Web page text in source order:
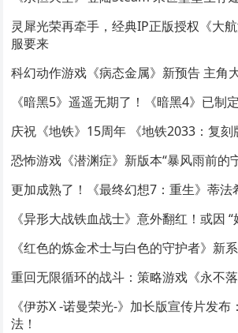
灵犀光荣再牵手，经典IP正版授权《大
服要来
科幻动作游戏《病态金属》新预告 主角
《暗黑5》遥遥无期了！《暗黑4》已制
庆祝《地铁》15周年 《地铁2033：复
恐怖游戏《潜渊症》新版本“暴风雨前的
更加成熟了！《最终幻想7：重生》蒂
《异形大战铁血战士》意外翻红！或因
《红色的炼金术士与白色的守护者》新
重回无限循环的战斗：策略游戏《永不
《伊苏X -诺曼荣光-》加长版宣传片发
法！